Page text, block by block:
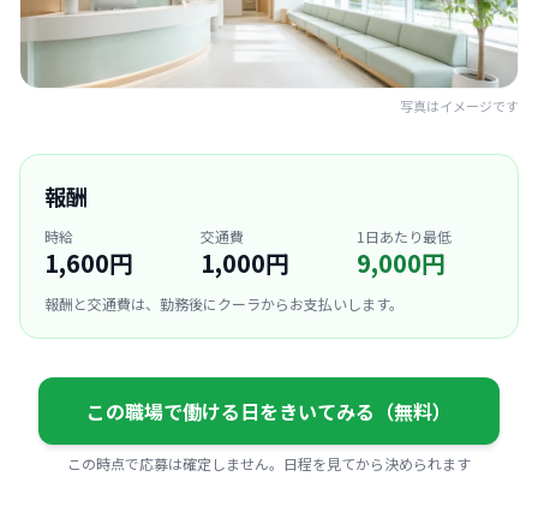
写真はイメージです
報酬
時給
1,600円
交通費
1,000円
1日あたり最低
9,000円
報酬と交通費は、勤務後にクーラからお支払いします。
この職場で働ける日をきいてみる（無料）
この時点で応募は確定しません。日程を見てから決められます